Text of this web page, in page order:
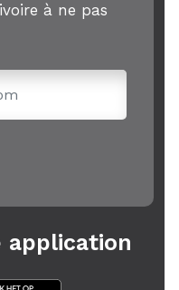
à ne pas
application